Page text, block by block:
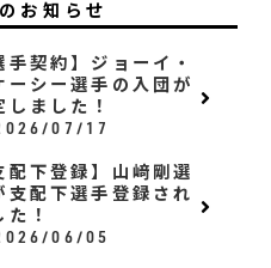
お知らせ
手契約】ジョーイ・
ーシー選手の入団が
しました！
07/17
配下登録】山﨑剛選
支配下選手登録され
た！
06/05